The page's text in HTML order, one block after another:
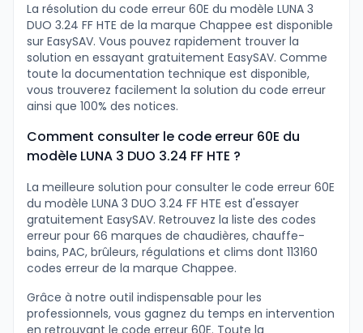
La résolution du code erreur 60E du modèle LUNA 3
DUO 3.24 FF HTE de la marque Chappee est disponible
sur EasySAV. Vous pouvez rapidement trouver la
solution en essayant gratuitement EasySAV. Comme
toute la documentation technique est disponible,
vous trouverez facilement la solution du code erreur
ainsi que 100% des notices.
Comment consulter le code erreur 60E du
modèle LUNA 3 DUO 3.24 FF HTE ?
La meilleure solution pour consulter le code erreur 60E
du modèle LUNA 3 DUO 3.24 FF HTE est d'essayer
gratuitement EasySAV. Retrouvez la liste des codes
erreur pour 66 marques de chaudières, chauffe-
bains, PAC, brûleurs, régulations et clims dont 113160
codes erreur de la marque Chappee.
Grâce à notre outil indispensable pour les
professionnels, vous gagnez du temps en intervention
en retrouvant le code erreur 60E. Toute la